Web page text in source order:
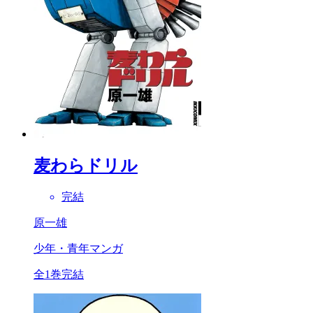
麦わらドリル
完結
原一雄
少年・青年マンガ
全1巻完結